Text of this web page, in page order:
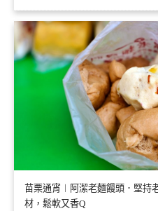
苗栗通宵︱阿潔老麵饅頭．堅持
材，鬆軟又香Q